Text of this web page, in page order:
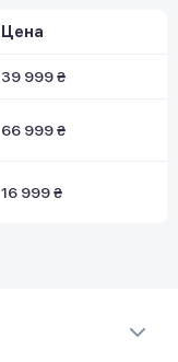
Цена
39 999 ₴
66 999 ₴
16 999 ₴